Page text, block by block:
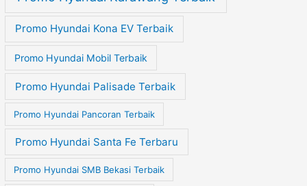
Promo Hyundai Kona EV Terbaik
Promo Hyundai Mobil Terbaik
Promo Hyundai Palisade Terbaik
Promo Hyundai Pancoran Terbaik
Promo Hyundai Santa Fe Terbaru
Promo Hyundai SMB Bekasi Terbaik